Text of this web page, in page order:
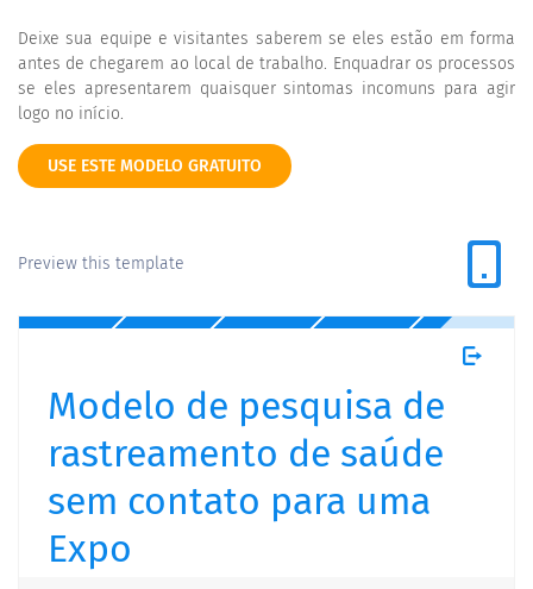
Deixe sua equipe e visitantes saberem se eles estão em forma
antes de chegarem ao local de trabalho. Enquadrar os processos
se eles apresentarem quaisquer sintomas incomuns para agir
logo no início.
USE ESTE MODELO GRATUITO
Preview this template